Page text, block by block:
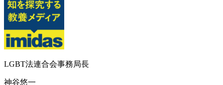
LGBT法連合会事務局長
神谷悠一